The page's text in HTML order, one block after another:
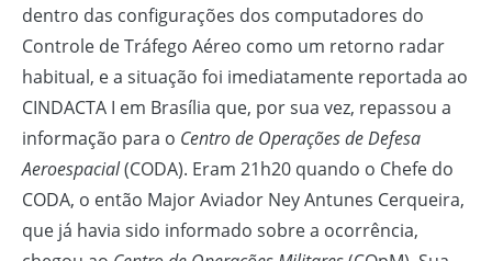
dentro das configurações dos computadores do
Controle de Tráfego Aéreo como um retorno radar
habitual, e a situação foi imediatamente reportada ao
CINDACTA I em Brasília que, por sua vez, repassou a
informação para o Centro de Operações de Defesa
Aeroespacial(CODA). Eram 21h20 quando o Chefe do
CODA, o então Major Aviador Ney Antunes Cerqueira,
que já havia sido informado sobre a ocorrência,